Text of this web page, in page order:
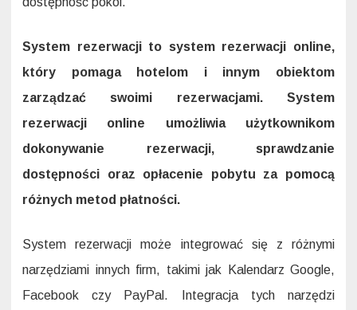
System rezerwacji to system rezerwacji online,
który pomaga hotelom i innym obiektom
zarządzać swoimi rezerwacjami. System
rezerwacji online umożliwia użytkownikom
dokonywanie rezerwacji, sprawdzanie
dostępności oraz opłacenie pobytu za pomocą
różnych metod płatności.
System rezerwacji może integrować się z różnymi
narzędziami innych firm, takimi jak Kalendarz Google,
Facebook czy PayPal. Integracja tych narzędzi